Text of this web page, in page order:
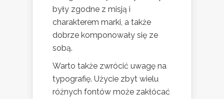
były zgodne z misją i
charakterem marki, a także
dobrze komponowały się ze
sobą.
Warto także zwrócić uwagę na
typografię. Użycie zbyt wielu
różnych fontów może zakłócać